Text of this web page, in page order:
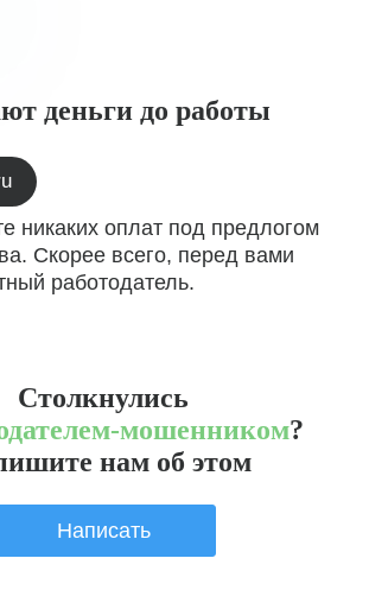
деньги до работы
никаких оплат под предлогом
Скорее всего, перед вами
работодатель.
Столкнулись
мошенником?
нам об этом
Написать